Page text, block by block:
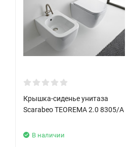
Крышка-сиденье унитаза
Scarabeo TEOREMA 2.0 8305/A
В наличии